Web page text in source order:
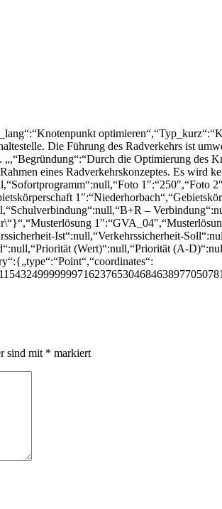
Die Führung des Radverkehrs ist
die Optimierung des
eines Radverkehrskonzeptes. Es
1″:“250″,“Foto
–
Ist“:null,“Verkehrssicherheit-
(Wert)“:null,“Priorität (A-
sind mit * markiert